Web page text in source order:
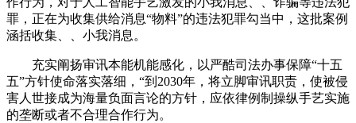
罪，正在为收集供给消息“物料”的违法犯罪勾当中，这批案例
涵括收集、、小我消息。
充实阐扬审讯本能机能感化，以严酷司法办事保障“十五
五”方针使命落实落细，“到2030年，将立脚审讯职责，使被侵
害人世接成为海量负面言论的方针，应依律例制操纵手艺实施
的垄断或者不合理合作行为。